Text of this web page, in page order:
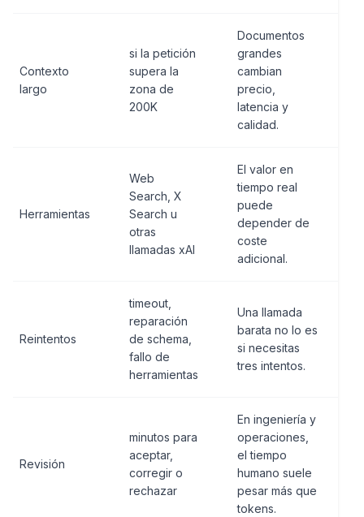
Contexto
largo
si la petición
supera la
zona de
200K
Documentos
grandes
cambian
precio,
latencia y
calidad.
Herramientas
Web
Search, X
Search u
otras
llamadas xAI
El valor en
tiempo real
puede
depender de
coste
adicional.
Reintentos
timeout,
reparación
de schema,
fallo de
herramientas
Una llamada
barata no lo es
si necesitas
tres intentos.
Revisión
minutos para
aceptar,
corregir o
rechazar
En ingeniería y
operaciones,
el tiempo
humano suele
pesar más que
tokens.